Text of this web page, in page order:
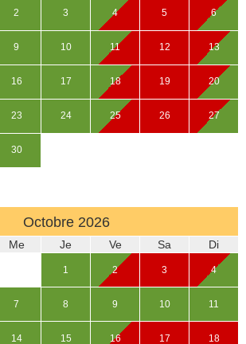
2 3 4 5 6
9 10 11 12 13
16 17 18 19 20
23 24 25 26 27
30
Octobre 2026
Me Je Ve Sa Di
1 2 3 4
7 8 9 10 11
14 15 16 17 18